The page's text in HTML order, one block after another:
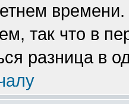
так что в
разница в